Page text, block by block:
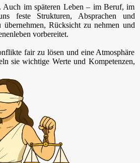
Auch im späteren Leben – im Beruf, im
feste Strukturen, Absprachen und
Rücksicht zu nehmen und
vorbereitet.
fair zu lösen und eine Atmosphäre
sie wichtige Werte und Kompetenzen,